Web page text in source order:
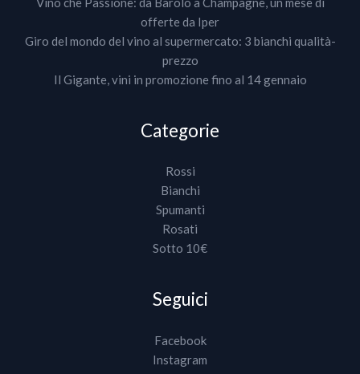
offerte da Iper
Giro del mondo del vino al supermercato: 3 bianchi qualità-
prezzo
Il Gigante, vini in promozione fino al 14 gennaio
Categorie
Rossi
Bianchi
Spumanti
Rosati
Sotto 10€
Seguici
Facebook
Instagram